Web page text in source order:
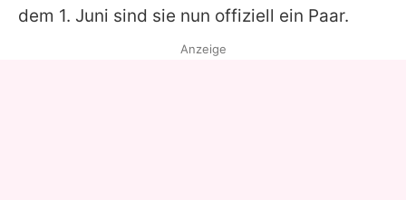
Datenschutzerklärung
Nutzungsbedingungen
dem 1. Juni sind sie nun offiziell ein Paar.
Anzeige